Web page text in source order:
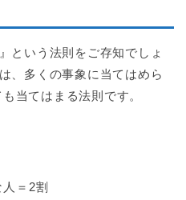
という法則をご存知でしょ
、多くの事象に当てはめら
当てはまる法則です。
＝2割